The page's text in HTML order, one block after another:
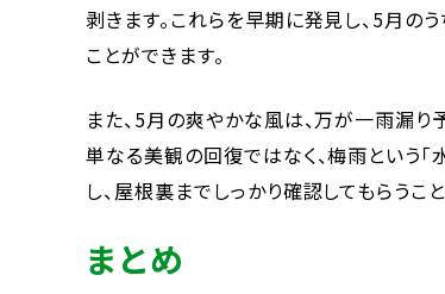
剥きます。これらを早期に発見し、5月の
ことができます。
また、5月の爽やかな風は、万が一雨漏
単なる美観の回復ではなく、梅雨という
し、屋根裏までしっかり確認してもらうこ
まとめ